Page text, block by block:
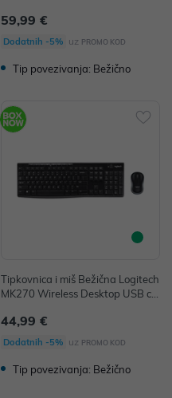
59,99 €
Dodatnih -5% uz PROMO KOD
Tip povezivanja: Bežično
Tipkovnica i miš Bežična Logitech
MK270 Wireless Desktop USB cr
44,99 €
Dodatnih -5% uz PROMO KOD
Tip povezivanja: Bežično